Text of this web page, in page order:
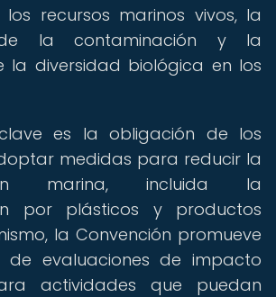
recursos marinos vivos, la
de la contaminación y la
la diversidad biológica en los
es la obligación de los
medidas para reducir la
marina, incluida la
por plásticos y productos
la Convención promueve
de evaluaciones de impacto
actividades que puedan